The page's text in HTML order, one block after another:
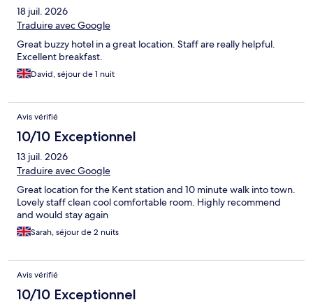
18 juil. 2026
Traduire avec Google
Great buzzy hotel in a great location. Staff are really helpful.
Excellent breakfast.
David, séjour de 1 nuit
Avis vérifié
10/10 Exceptionnel
13 juil. 2026
Traduire avec Google
Great location for the Kent station and 10 minute walk into town.
Lovely staff clean cool comfortable room. Highly recommend
and would stay again
Sarah, séjour de 2 nuits
Avis vérifié
10/10 Exceptionnel